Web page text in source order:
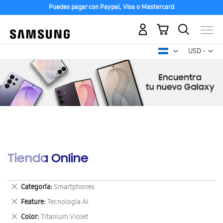
Puedes pagar con Paypal, Visa o Mastercard
USD -
dólar
Mi carrito
Tienda Online
Categoría Smartphones
Eliminar
este
artículo
Feature Tecnología AI
Eliminar
este
Color Titanium Violet
Eliminar